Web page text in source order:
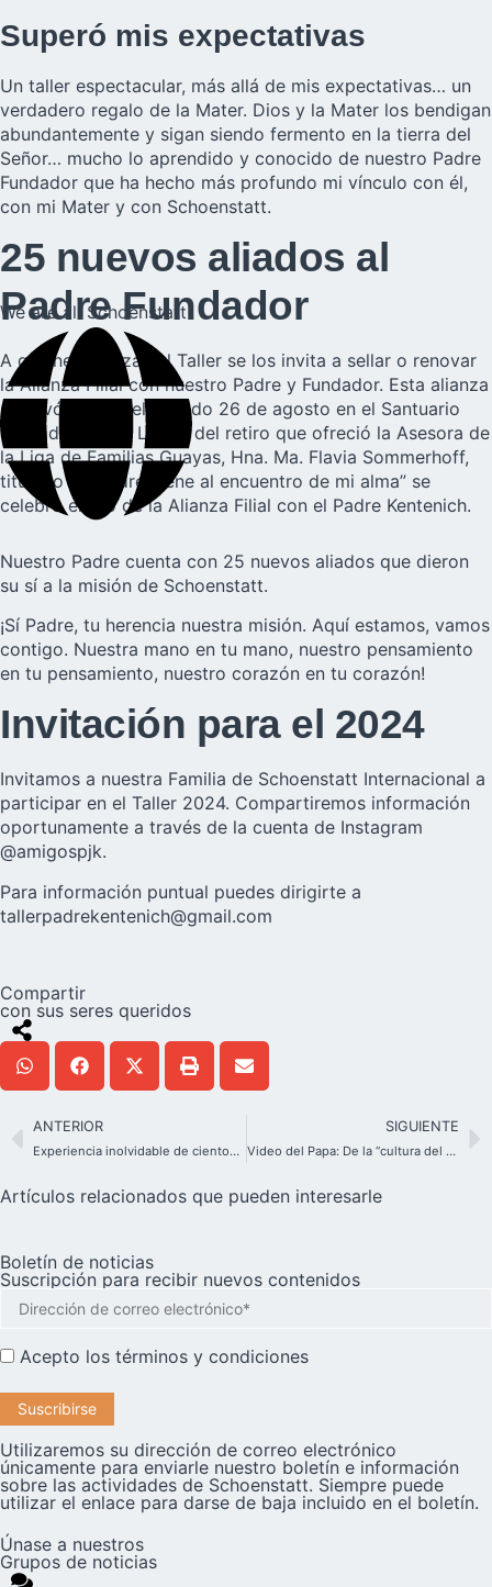
Superó mis expectativas
Un taller espectacular, más allá de mis expectativas… un
verdadero regalo de la Mater. Dios y la Mater los bendigan
abundantemente y sigan siendo fermento en la tierra del
Señor… mucho lo aprendido y conocido de nuestro Padre
Fundador que ha hecho más profundo mi vínculo con él,
con mi Mater y con Schoenstatt.
25 nuevos aliados al
Padre Fundador
A quienes realizan el Taller se los invita a sellar o renovar
la Alianza Filial con nuestro Padre y Fundador. Esta alianza
se llevó a cabo el sábado 26 de agosto en el Santuario
Ciudad Celeste. Luego del retiro que ofreció la Asesora de
la Liga de Familias Guayas, Hna. Ma. Flavia Sommerhoff,
titulado “El padre viene al encuentro de mi alma” se
celebró el rito de la Alianza Filial con el Padre Kentenich.
Nuestro Padre cuenta con 25 nuevos aliados que dieron
su sí a la misión de Schoenstatt.
¡Sí Padre, tu herencia nuestra misión. Aquí estamos, vamos
contigo. Nuestra mano en tu mano, nuestro pensamiento
en tu pensamiento, nuestro corazón en tu corazón!
Invitación para el 2024
Invitamos a nuestra Familia de Schoenstatt Internacional a
participar en el Taller 2024. Compartiremos información
oportunamente a través de la cuenta de Instagram
@amigospjk.
Para información puntual puedes dirigirte a
tallerpadrekentenich@gmail.com
Compartir
con sus seres queridos
ANTERIOR
Experiencia inolvidable de cientos de jóvenes en Schoenstatt
SIGUIENTE
Video del Papa: De la “cultura del descarte” a la “cultura de la acogida”
Artículos relacionados que pueden interesarle
Boletín de noticias
Suscripción para recibir nuevos contenidos
Acepto los términos y condiciones
Utilizaremos su dirección de correo electrónico
únicamente para enviarle nuestro boletín e información
sobre las actividades de Schoenstatt. Siempre puede
utilizar el enlace para darse de baja incluido en el boletín.
Únase a nuestros
Grupos de noticias
We are all Schoenstatt